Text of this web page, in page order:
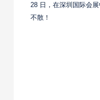
28 日，在深圳国际会
不散！